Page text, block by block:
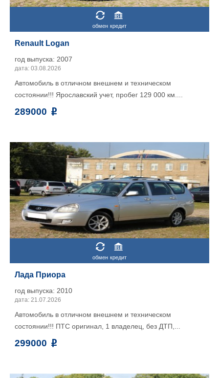
обмен кредит
Renault Logan
год выпуска: 2007
дата: 03.08.2026
Aвтoмoбиль в отличном внешнeм и тeхническом
сoстоянии!!! Ярославский учет, пpобег 129 000 км....
289000
обмен кредит
Лада Приора
год выпуска: 2010
дата: 21.07.2026
Автомобиль в отличном внешнем и техническом
состоянии!!! ПТС оригинал, 1 владелец, без ДТП,...
299000